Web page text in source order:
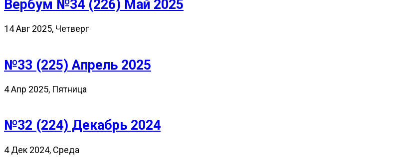
Вербум №34 (226) Май 2025
14 Авг 2025, Четверг
№33 (225) Апрель 2025
4 Апр 2025, Пятница
№32 (224) Декабрь 2024
4 Дек 2024, Среда